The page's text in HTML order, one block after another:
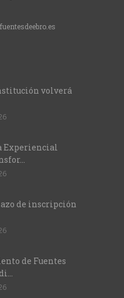
volverá
Experiencial
de inscripción
de Fuentes